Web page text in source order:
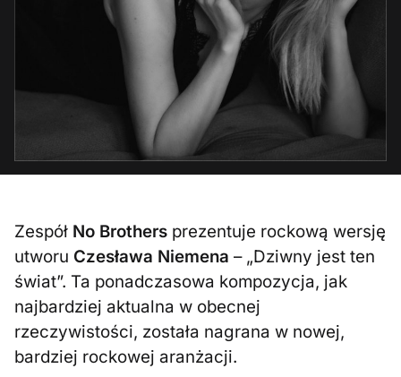
Zespół No Brothers prezentuje rockową wersję
utworu Czesława Niemena – „Dziwny jest ten
świat”. Ta ponadczasowa kompozycja, jak
najbardziej aktualna w obecnej
rzeczywistości, została nagrana w nowej,
bardziej rockowej aranżacji.